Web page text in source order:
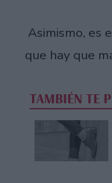
Asimismo, es
que hay que
TAMBIÉN TE